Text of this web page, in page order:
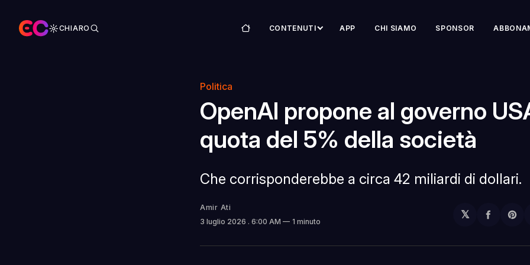
CHIARO CONTENUTI APP CHI SIAMO SPONSOR
Politica
OpenAI propone al governo
quota del 5% della società
Che corrisponderebbe a circa 42 miliardi di dollari.
Amir Ati
3 luglio 2026 . 6:00 AM 1 minuto
𝕏